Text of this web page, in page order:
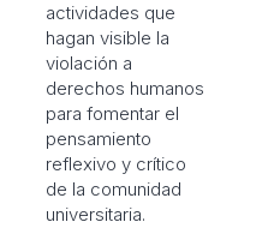
actividades que
hagan visible la
violación a
derechos humanos
para fomentar el
pensamiento
reflexivo y crítico
de la comunidad
universitaria.